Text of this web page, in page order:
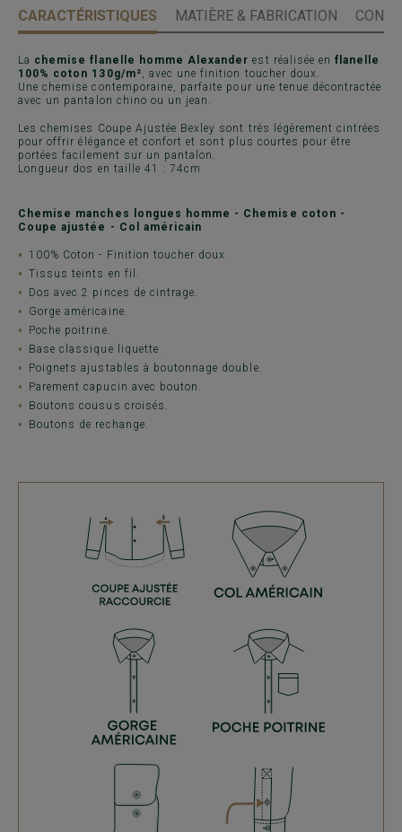
CARACTÉRISTIQUES MATIÈRE & FABRICATION
La chemise flanelle homme Alexanderest réalisée enflanelle
100% coton 130g/m², avec une finition toucher doux.
Une chemise contemporaine, parfaite pour une tenue décontractée
avec un pantalon chino ou un jean.
Les chemises Coupe Ajustée Bexley sont très légèrement cintrées
pour offrir élégance et confort et sont plus courtes pour être
portées facilement sur un pantalon.
Longueur dos en taille 41 : 74cm
Chemise manches longues homme - Chemise coton -
Coupe ajustée - Col américain
100% Coton - Finition toucher doux.
Tissus teints en fil.
Dos avec 2 pinces de cintrage.
Gorge américaine.
Poche poitrine.
Base classique liquette.
Poignets ajustables à boutonnage double.
Parement capucin avec bouton.
Boutons cousus croisés.
Boutons de rechange.